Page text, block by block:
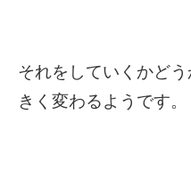
それをしていくかど
きく変わるようです。